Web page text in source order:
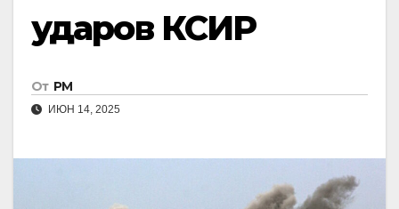
ударов КСИР
От РМ
ИЮН 14, 2025